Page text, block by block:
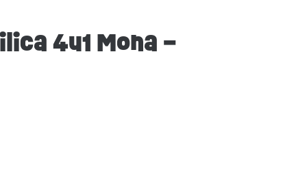
4u1 Mona –